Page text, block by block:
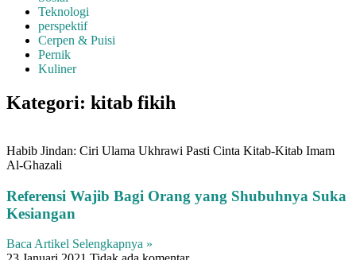
Teknologi
perspektif
Cerpen & Puisi
Pernik
Kuliner
Kategori: kitab fikih
Habib Jindan: Ciri Ulama Ukhrawi Pasti Cinta Kitab-Kitab Imam
Al-Ghazali
Referensi Wajib Bagi Orang yang Shubuhnya Suka
Kesiangan
Baca Artikel Selengkapnya »